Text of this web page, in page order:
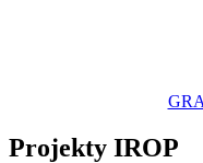
Projekty IROP